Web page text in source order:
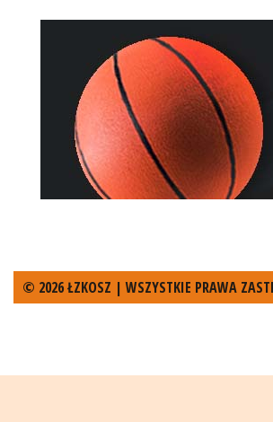
© 2026 ŁZKOSZ | WSZYSTKIE PRAWA